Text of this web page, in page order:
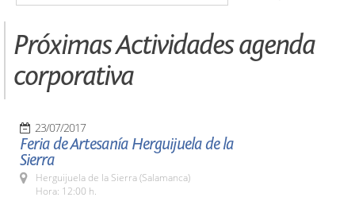
Próximas Actividades agenda
corporativa
23/07/2017
Feria de Artesanía Herguijuela de la
Sierra
Herguijuela de la Sierra (Salamanca)
Hora: 12:00 h.